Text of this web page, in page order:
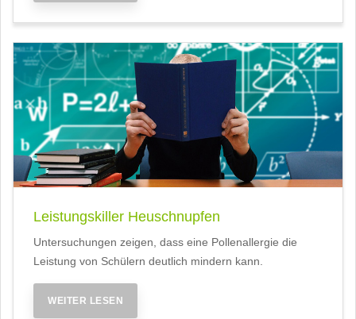
Leistungskiller Heuschnupfen
Untersuchungen zeigen, dass eine Pollenallergie die
Leistung von Schülern deutlich mindern kann.
WEITER LESEN